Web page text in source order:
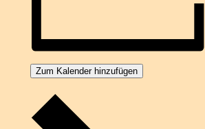
Zum Kalender hinzufügen